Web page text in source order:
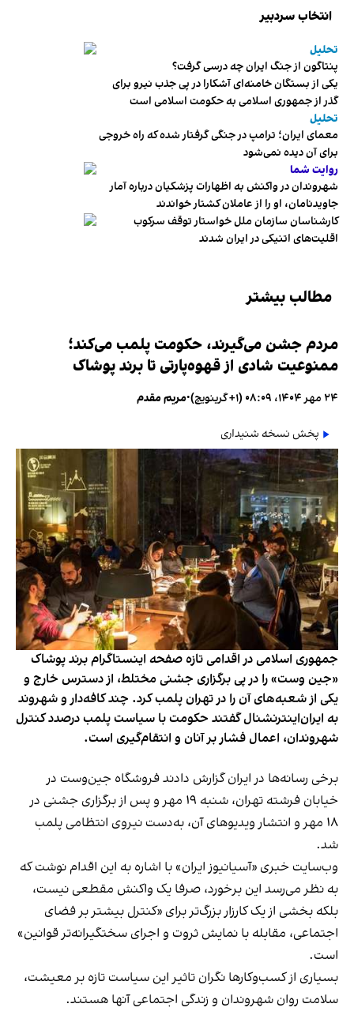
انتخاب سردبیر
تحلیل
پنتاگون از جنگ ایران چه درسی گرفت؟
یکی از بستگان خامنه‌ای آشکارا در پی جذب نیرو برای
گذر از جمهوری اسلامی به حکومت اسلامی است
تحلیل
معمای ایران؛ ترامپ در جنگی گرفتار شده که راه خروجی
برای آن دیده نمی‌شود
روایت شما
شهروندان در واکنش به اظهارات پزشکیان درباره آمار
جاویدنامان، او را از عاملان کشتار خواندند
کارشناسان سازمان ملل خواستار توقف سرکوب
اقلیت‌های اتنیکی در ایران شدند
مطالب بیشتر
مردم جشن می‌گیرند، حکومت پلمب می‌کند؛
ممنوعیت شادی از قهوه‌پارتی تا برند پوشاک
۲۴ مهر ۱۴۰۴، ۰۸:۰۹ (‎+۱ گرینویچ) •مریم مقدم
پخش نسخه شنیداری
جمهوری اسلامی در اقدامی تازه صفحه اینستاگرام برند پوشاک
«جین وست» را در پی برگزاری جشنی مختلط، از دسترس خارج و
یکی از شعبه‌های آن را در تهران پلمب کرد. چند کافه‌‌دار و شهروند
به ایران‌اینترنشنال گفتند حکومت با سیاست پلمب درصدد کنترل
شهروندان، اعمال فشار بر آنان و انتقام‌گیری است.
برخی رسانه‌ها در ایران گزارش دادند فروشگاه جین‌وست در
خیابان فرشته تهران، شنبه ۱۹ مهر و پس از برگزاری جشنی در
۱۸ مهر و انتشار ویدیوهای آن، به‌دست نیروی انتظامی پلمب
شد.
وب‌سایت خبری «آسیانیوز ایران» با اشاره به این اقدام نوشت که
به نظر می‌رسد این برخورد، صرفا یک واکنش مقطعی نیست،
بلکه بخشی از یک کارزار بزرگ‌تر برای «کنترل بیشتر بر فضای
اجتماعی، مقابله با نمایش ثروت و اجرای سختگیرانه‌تر قوانین»
است.
بسیاری از کسب‌وکارها نگران تاثیر این سیاست‌ تازه بر معیشت،
سلامت روان شهروندان و زندگی اجتماعی آنها هستند.